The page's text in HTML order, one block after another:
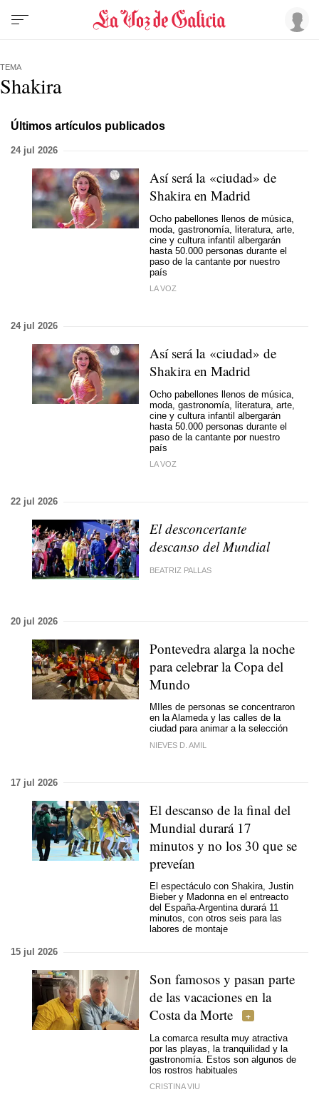
TEMA
Shakira
Últimos artículos publicados
24 jul 2026
Así será la «ciudad» de
Shakira en Madrid
Ocho pabellones llenos de música,
moda, gastronomía, literatura, arte,
cine y cultura infantil albergarán
hasta 50.000 personas durante el
paso de la cantante por nuestro
país
LA VOZ
24 jul 2026
Así será la «ciudad» de
Shakira en Madrid
Ocho pabellones llenos de música,
moda, gastronomía, literatura, arte,
cine y cultura infantil albergarán
hasta 50.000 personas durante el
paso de la cantante por nuestro
país
LA VOZ
22 jul 2026
El desconcertante
descanso del Mundial
BEATRIZ PALLAS
20 jul 2026
Pontevedra alarga la noche
para celebrar la Copa del
Mundo
MIles de personas se concentraron
en la Alameda y las calles de la
ciudad para animar a la selección
NIEVES D. AMIL
17 jul 2026
El descanso de la final del
Mundial durará 17
minutos y no los 30 que se
preveían
El espectáculo con Shakira, Justin
Bieber y Madonna en el entreacto
del España-Argentina durará 11
minutos, con otros seis para las
labores de montaje
15 jul 2026
Son famosos y pasan parte
de las vacaciones en la
Costa da Morte
La comarca resulta muy atractiva
por las playas, la tranquilidad y la
gastronomía. Estos son algunos de
los rostros habituales
CRISTINA VIU